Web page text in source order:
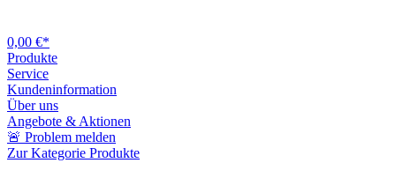
0,00 €*
Produkte
Service
Kundeninformation
Über uns
Angebote & Aktionen
🚨 Problem melden
Zur Kategorie Produkte